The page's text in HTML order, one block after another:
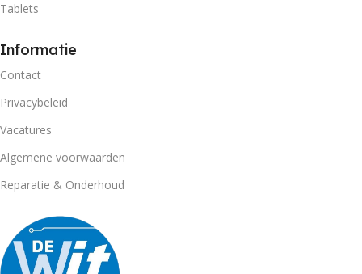
Tablets
Informatie
Contact
Privacybeleid
Vacatures
Algemene voorwaarden
Reparatie & Onderhoud